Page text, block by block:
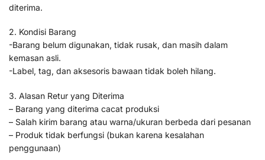
diterima.
2. Kondisi Barang
-Barang belum digunakan, tidak rusak, dan masih dalam
kemasan asli.
-Label, tag, dan aksesoris bawaan tidak boleh hilang.
3. Alasan Retur yang Diterima
– Barang yang diterima cacat produksi
– Salah kirim barang atau warna/ukuran berbeda dari pesanan
– Produk tidak berfungsi (bukan karena kesalahan
penggunaan)